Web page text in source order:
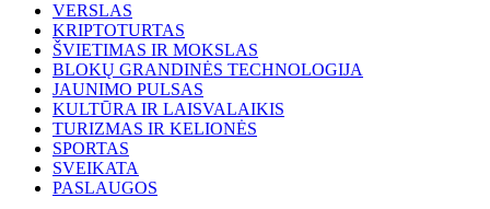
VERSLAS
KRIPTOTURTAS
ŠVIETIMAS IR MOKSLAS
BLOKŲ GRANDINĖS TECHNOLOGIJA
JAUNIMO PULSAS
KULTŪRA IR LAISVALAIKIS
TURIZMAS IR KELIONĖS
SPORTAS
SVEIKATA
PASLAUGOS